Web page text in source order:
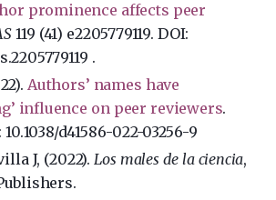
prominence affects peer
119 (41) e2205779119. DOI:
.
Authors’ names have
influence on peer reviewers.
10.1038/d41586-022-03256-9
J, (2022).Los males de la ciencia,